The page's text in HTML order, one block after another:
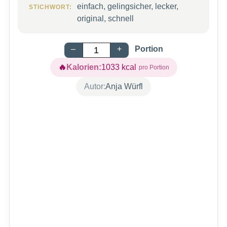
STICHWORT:
einfach, gelingsicher, lecker,
original, schnell
– + Portion
Kalorien:1033 kcal
Autor:Anja Würfl